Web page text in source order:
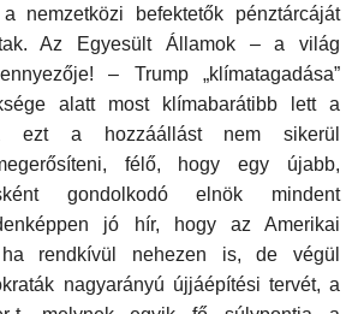
nemzetközi befektetők pénztárcáját
Az Egyesült Államok – a világ
– Trump „klímatagadása”
alatt most klímabarátibb lett a
ezt a hozzáállást nem sikerül
félő, hogy egy újabb,
gondolkodó elnök mindent
jó hír, hogy az Amerikai
ha rendkívül nehezen is, de végül
nagyarányú újjáépítési tervét, a